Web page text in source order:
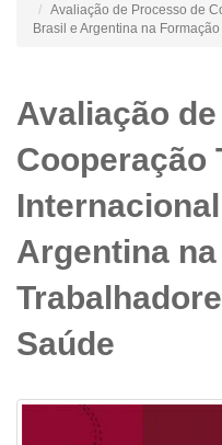
Avaliação de Processo de
Brasil e Argentina na
Avaliação
Cooperação
Argentina
Saúde